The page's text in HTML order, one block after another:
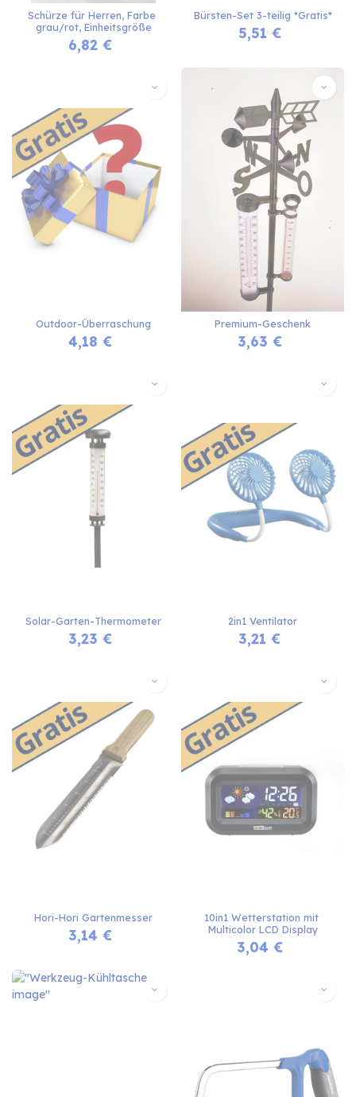
Schürze für Herren, Farbe
grau/rot, Einheitsgröße
6,82 €
Bürsten-Set 3-teilig *Gratis*
5,51 €
Outdoor-Überraschung
4,18 €
Premium-Geschenk
3,63 €
Solar-Garten-Thermometer
3,23 €
2in1 Ventilator
3,21 €
Hori-Hori Gartenmesser
3,14 €
10in1 Wetterstation mit
Multicolor LCD Display
3,04 €